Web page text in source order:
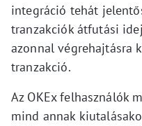
integráció tehát
tranzakciók átfutási
azonnal végrehajtásra
tranzakció.
Az OKEx felhasználók
mind annak